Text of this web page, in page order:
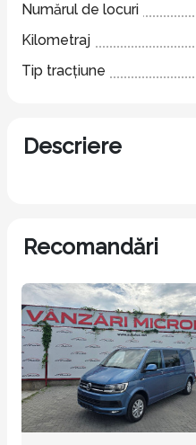
Numărul de locuri
Kilometraj
Tip tracțiune
Descriere
Recomandări